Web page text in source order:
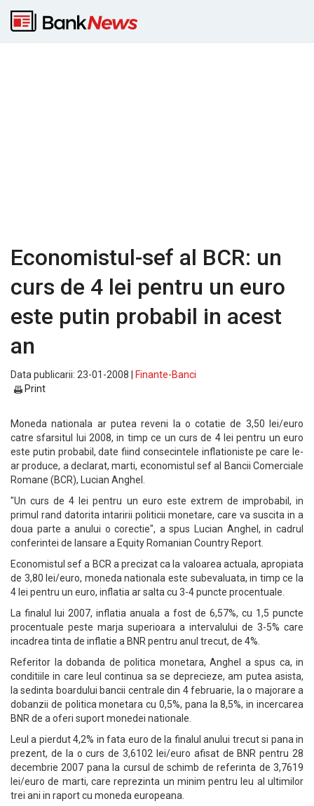
Economistul-sef al BCR: un
curs de 4 lei pentru un euro
este putin probabil in acest
an
Data publicarii: 23-01-2008 |
Finante-Banci
Print
Moneda nationala ar putea reveni la o cotatie de 3,50 lei/euro
catre sfarsitul lui 2008, in timp ce un curs de 4 lei pentru un euro
este putin probabil, date fiind consecintele inflationiste pe care le-
ar produce, a declarat, marti, economistul sef al Bancii Comerciale
Romane (BCR), Lucian Anghel.
"Un curs de 4 lei pentru un euro este extrem de improbabil, in
primul rand datorita intaririi politicii monetare, care va suscita in a
doua parte a anului o corectie", a spus Lucian Anghel, in cadrul
conferintei de lansare a Equity Romanian Country Report.
Economistul sef a BCR a precizat ca la valoarea actuala, apropiata
de 3,80 lei/euro, moneda nationala este subevaluata, in timp ce la
4 lei pentru un euro, inflatia ar salta cu 3-4 puncte procentuale.
La finalul lui 2007, inflatia anuala a fost de 6,57%, cu 1,5 puncte
procentuale peste marja superioara a intervalului de 3-5% care
incadrea tinta de inflatie a BNR pentru anul trecut, de 4%.
Referitor la dobanda de politica monetara, Anghel a spus ca, in
conditiile in care leul continua sa se deprecieze, am putea asista,
la sedinta boardului bancii centrale din 4 februarie, la o majorare a
dobanzii de politica monetara cu 0,5%, pana la 8,5%, in incercarea
BNR de a oferi suport monedei nationale.
Leul a pierdut 4,2% in fata euro de la finalul anului trecut si pana in
prezent, de la o curs de 3,6102 lei/euro afisat de BNR pentru 28
decembrie 2007 pana la cursul de schimb de referinta de 3,7619
lei/euro de marti, care reprezinta un minim pentru leu al ultimilor
trei ani in raport cu moneda europeana.